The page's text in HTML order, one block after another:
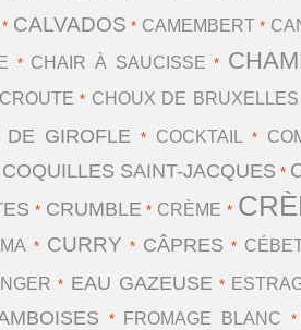
* CALVADOS * CAMEMBERT *
* CHAIR À SAUCISSE *
* CHOUX DE BRUXELLES
DE GIROFLE * COCKTAIL*
COQUILLES SAINT-JACQUES *
* CRUMBLE* CRÈME *
* CURRY * CÂPRES *
* EAU GAZEUSE*
* FROMAGE BLANC *